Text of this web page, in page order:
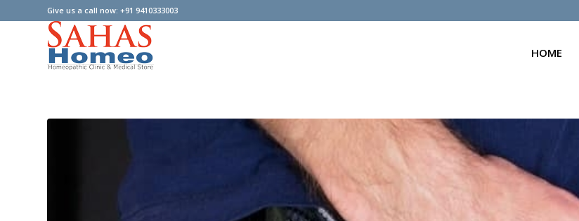
Give us a call now: +91 9410333003
HOME